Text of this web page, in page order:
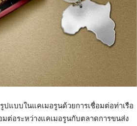
แบบในแคเมอรูนด้วยการเชื่อมต่อท่าเรือ
ต่อระหว่างแคเมอรูนกับตลาดการขนส่ง